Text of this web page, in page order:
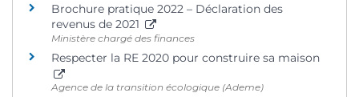
Brochure pratique 2022 – Déclaration des
revenus de 2021
Ministère chargé des finances
Respecter la RE 2020 pour construire sa maison
Agence de la transition écologique (Ademe)